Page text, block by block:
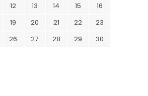
12 13 14 15
16
19 20 21 22
23
26 27 28 29
30